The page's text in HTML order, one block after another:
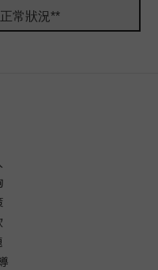
常狀況**